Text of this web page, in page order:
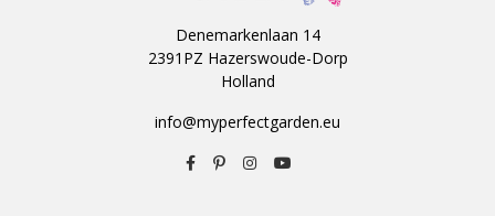
Denemarkenlaan 14
2391PZ Hazerswoude-Dorp
Holland
info@myperfectgarden.eu